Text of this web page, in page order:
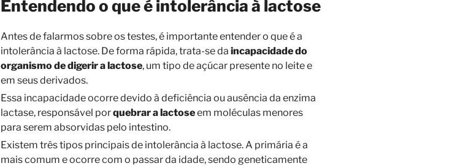
Entendendo o que é intolerância à lactose
Antes de falarmos sobre os testes, é importante entender o que é a
intolerância à lactose. De forma rápida, trata-se da incapacidade do
organismo de digerir a lactose, um tipo de açúcar presente no leite e
em seus derivados.
Essa incapacidade ocorre devido à deficiência ou ausência da enzima
lactase, responsável porquebrar a lactoseem moléculas menores
para serem absorvidas pelo intestino.
Existem três tipos principais de intolerância à lactose. A primária é a
mais comum e ocorre com o passar da idade, sendo geneticamente